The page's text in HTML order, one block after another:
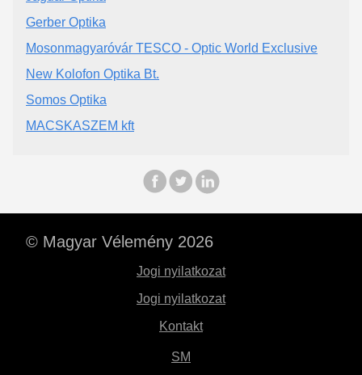
Gerber Optika
Mosonmagyaróvár TESCO - Optic World Exclusive
New Kolofon Optika Bt.
Somos Optika
MACSKASZEM kft
© Magyar Vélemény 2026
Jogi nyilatkozat
Jogi nyilatkozat
Kontakt
SM